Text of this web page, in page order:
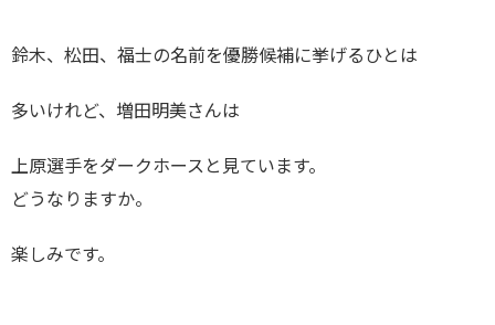
鈴木、松田、福士の名前を優勝候補に挙げるひとは
多いけれど、増田明美さんは
上原選手をダークホースと見ています。
どうなりますか。
楽しみです。